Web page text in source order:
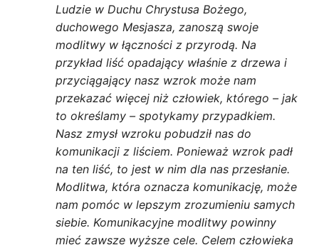
Ludzie w Duchu Chrystusa Bożego,
duchowego Mesjasza, zanoszą swoje
modlitwy w łączności z przyrodą. Na
przykład liść opadający właśnie z drzewa i
przyciągający nasz wzrok może nam
przekazać więcej niż człowiek, którego – jak
to określamy – spotykamy przypadkiem.
Nasz zmysł wzroku pobudził nas do
komunikacji z liściem. Ponieważ wzrok padł
na ten liść, to jest w nim dla nas przesłanie.
Modlitwa, która oznacza komunikację, może
nam pomóc w lepszym zrozumieniu samych
siebie. Komunikacyjne modlitwy powinny
mieć zawsze wyższe cele. Celem człowieka